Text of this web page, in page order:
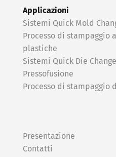
Applicazioni
Sistemi Quick Mold
Processo di stampaggio
plastiche
Sistemi Quick Die Change
Pressofusione
Processo di stampaggio
Presentazione
Contatti